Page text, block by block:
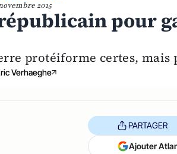
2015
pour
protéiforme certes, mais
Verhaeghe
PARTAGER
Ajouter